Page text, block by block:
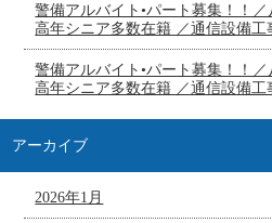
警備アルバイト•パート募集！！
高年シニア多数在籍 ／通信設備工
警備アルバイト•パート募集！！
高年シニア多数在籍 ／通信設備工
アーカイブ
2026年1月